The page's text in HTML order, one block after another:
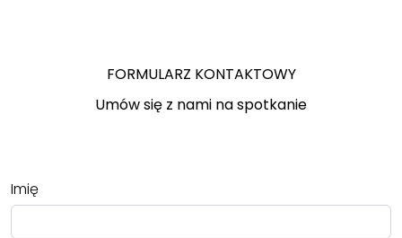
FORMULARZ KONTAKTOWY
Umów się z nami na spotkanie
Imię